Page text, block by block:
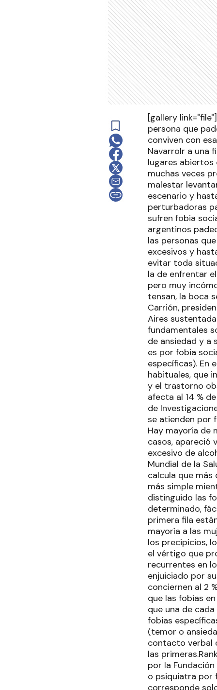
[gallery
persona que
conviven con
NavarroIr a una
lugares abiertos
muchas veces
malestar
escenario y
perturbadoras
sufren fobia
argentinos
las personas
excesivos y
evitar toda
la de enfrentar
pero muy
tensan, la boca
Carrión,
Aires
fundamentales
de ansiedad y a
es por fobia
específicas). En
habituales, que
y el trastorno
afecta al 14 %
de
se atienden por
Hay mayoría de
casos, apareció
excesivo de
Mundial de la
calcula que
más simple
distinguido las
determinado,
primera fila
mayoría a las
los precipicios,
el vértigo que
recurrentes en
enjuiciado por
conciernen al 2
que las fobias
que una de
fobias
(temor o
contacto verbal
las
por la
o psiquiatra por
corresponde